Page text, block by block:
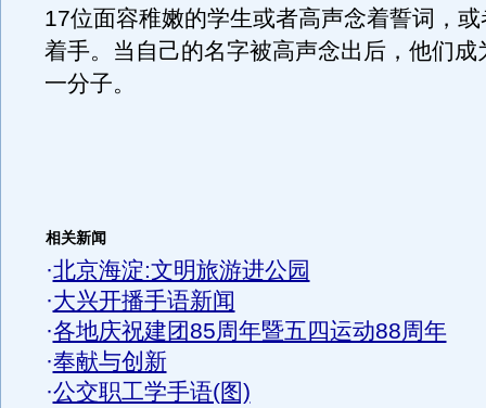
17位面容稚嫩的学生或者高声念着誓词，
着手。当自己的名字被高声念出后，他们成
一分子。
相关新闻
·北京海淀:文明旅游进公园
·大兴开播手语新闻
·各地庆祝建团85周年暨五四运动88周年
·奉献与创新
·公交职工学手语(图)